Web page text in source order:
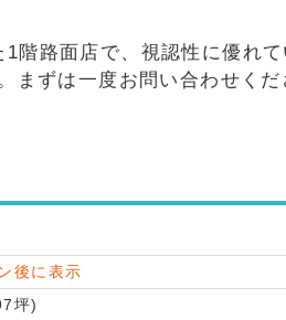
階路面店で、視認性に優れて
ずは一度お問い合わせくだ
後に表示
坪)